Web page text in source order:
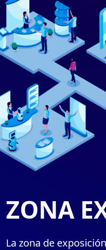
ZONA
La zona de